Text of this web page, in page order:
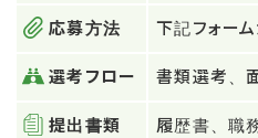
応募方法 下記フォー
選考フロー 書類選考、
提出書類 履歴書、職